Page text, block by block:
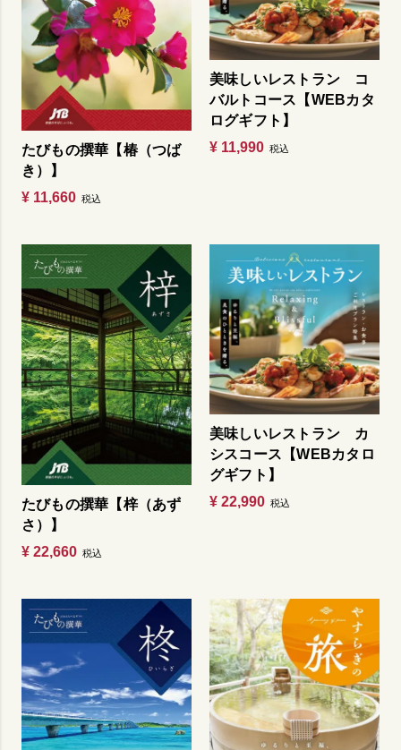
たびもの撰華【椿（つば
き）】
¥ 11,660 税込
美味しいレストラン コ
バルトコース【WEBカタ
ログギフト】
¥ 11,990 税込
たびもの撰華【梓（あず
さ）】
¥ 22,660 税込
美味しいレストラン カ
シスコース【WEBカタロ
グギフト】
¥ 22,990 税込